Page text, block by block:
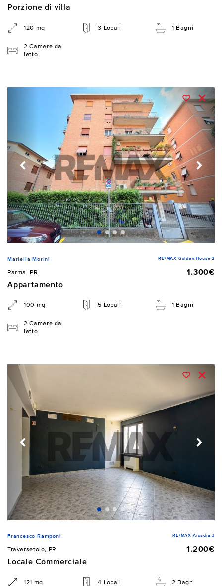
Porzione di villa
120 mq 3 Locali 1 Bagni
2 Camere da
letto
Mariella Morini RE/MAX Golden House 2
Parma, PR
1.300€
Appartamento
100 mq 5 Locali 1 Bagni
2 Camere da
letto
Francesco Ramponi RE/MAX Arcadia 3
Traversetolo, PR
1.200€
Locale Commerciale
121 mq 4 Locali 2 Bagni